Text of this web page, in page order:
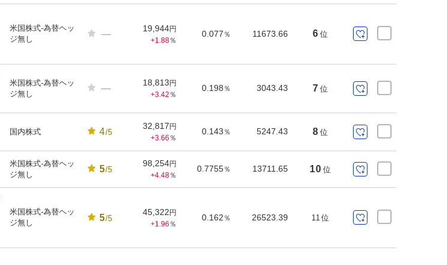
米国株式-為替ヘッ
ジ無し
—
19,944円
+1.88％
0.077 ％ 11673.66 6 位
米国株式-為替ヘッ
ジ無し
—
18,813 円
+3.42 ％
0.198 ％ 3043.43 7 位
国内株式 4/5
32,817 円
+3.66 ％
0.143 ％ 5247.43 8 位
米国株式-為替ヘッ
ジ無し
5/5
98,254円
+4.48％
0.7755％ 13711.65 10 位
米国株式-為替ヘッ
ジ無し
5/5
45,322 円
+1.96 ％
0.162 ％ 26523.39 11位